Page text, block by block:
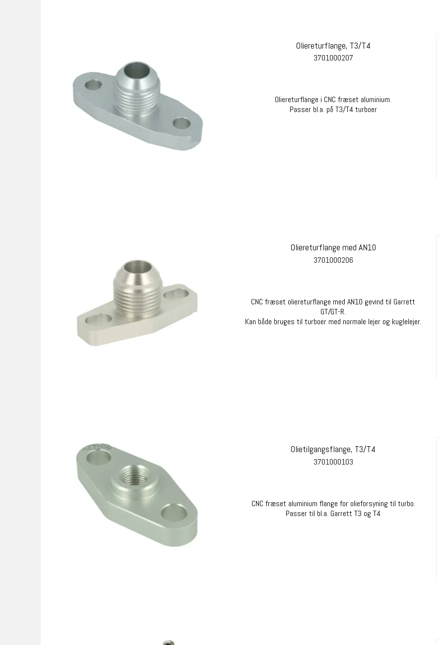
Oliereturflange, T3/T4
3701000207
Oliereturflange i CNC fræset aluminium.
Passer bl.a. på T3/T4 turboer
Oliereturflange med AN10
3701000206
CNC fræset oliereturflange med AN10 gevind til Garrett
GT/GT-R.
Kan både bruges til turboer med normale lejer og kuglelejer.
Olietilgangsflange, T3/T4
3701000103
CNC fræset aluminium flange for olieforsyning til turbo.
Passer til bl.a. Garrett T3 og T4